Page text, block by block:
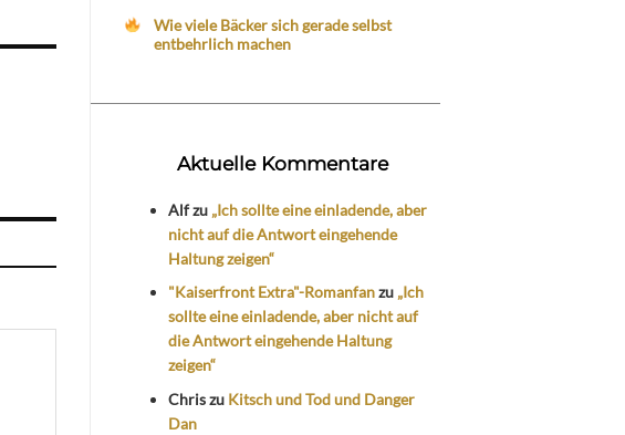
Wie viele Bäcker sich gerade selbst
entbehrlich machen
Aktuelle Kommentare
Alfzu „Ich sollte eine einladende, aber
nicht auf die Antwort eingehende
Haltung zeigen“
"Kaiserfront Extra"-Romanfanzu „Ich
sollte eine einladende, aber nicht auf
die Antwort eingehende Haltung
zeigen“
Chriszu Kitsch und Tod und Danger
Dan